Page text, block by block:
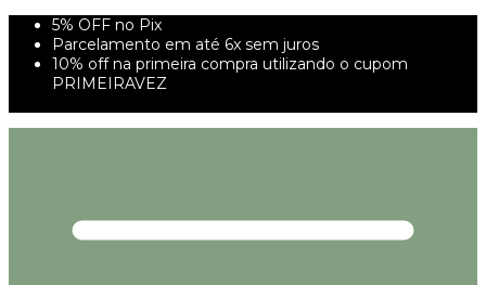
5% OFF no Pix
Parcelamento em até 6x sem juros
10% off na primeira compra utilizando o cupom
PRIMEIRAVEZ